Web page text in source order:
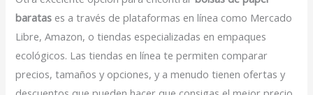
baratas es a través de plataformas en línea como Mercado
Libre, Amazon, o tiendas especializadas en empaques
ecológicos. Las tiendas en línea te permiten comparar
precios, tamaños y opciones, y a menudo tienen ofertas y